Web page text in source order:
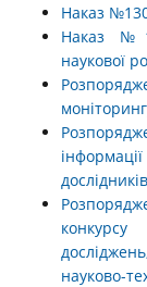
Наказ
Наказ
наукової
науково-